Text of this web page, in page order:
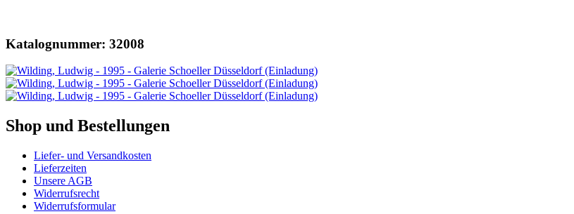
Katalognummer: 32008
Shop und Bestellungen
Liefer- und Versandkosten
Lieferzeiten
Unsere AGB
Widerrufsrecht
Widerrufsformular